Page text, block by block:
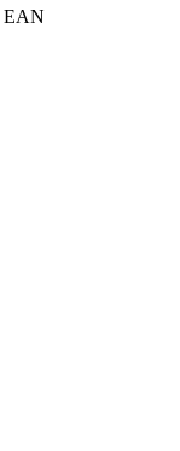
EAN